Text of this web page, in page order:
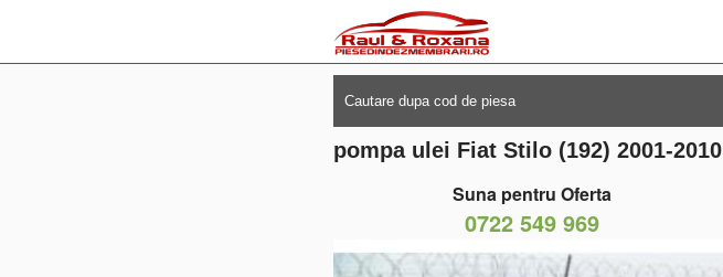
pompa ulei Fiat Stilo (192) 2001-2010
Suna pentru Oferta
0722 549 969